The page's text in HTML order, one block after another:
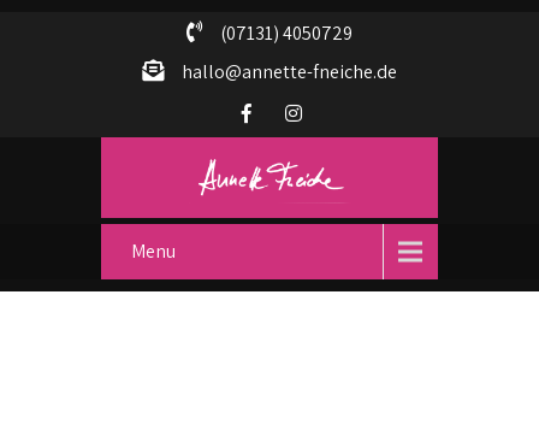
(07131) 4050729
hallo@annette-fneiche.de
Menu